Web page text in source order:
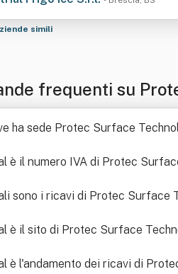
simili
frequenti su
ha sede Protec Surface
è il numero IVA di Protec
sono i ricavi di Protec Surface
è il sito di Protec Surface
è l'andamento dei ricavi di